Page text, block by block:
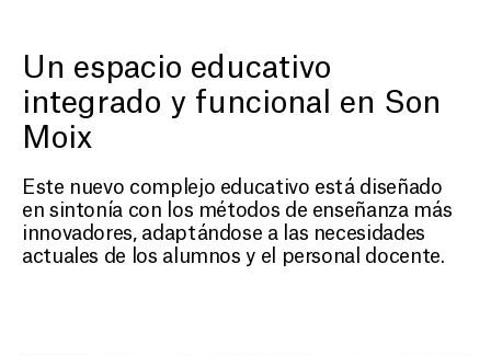
Un espacio educativo
integrado y funcional en Son
Moix
Este nuevo complejo educativo está diseñado
en sintonía con los métodos de enseñanza más
innovadores, adaptándose a las necesidades
actuales de los alumnos y el personal docente.